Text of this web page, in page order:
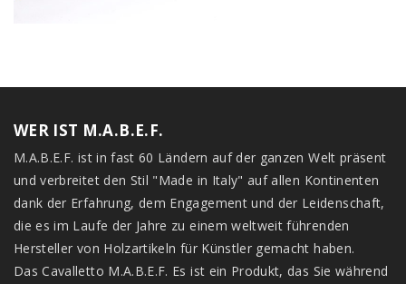
WER IST M.A.B.E.F.
M.A.B.E.F. ist in fast 60 Ländern auf der ganzen Welt präsent
und verbreitet den Stil "Made in Italy" auf allen Kontinenten
dank der Erfahrung, dem Engagement und der Leidenschaft,
die es im Laufe der Jahre zu einem weltweit führenden
Hersteller von Holzartikeln für Künstler gemacht haben.
Das Cavalletto M.A.B.E.F. Es ist ein Produkt, das Sie während